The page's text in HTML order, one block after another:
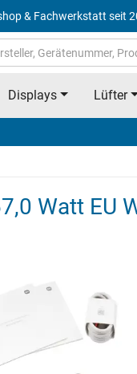
& Fachwerkstatt seit
Displays Lüfter
Watt EU